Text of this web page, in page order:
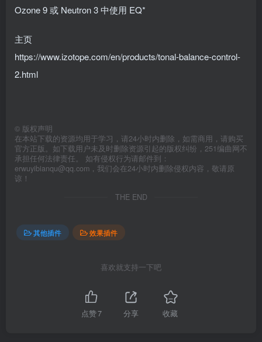
Ozone 9 或 Neutron 3 中使用 EQ*
主页
https://www.izotope.com/en/products/tonal-balance-control-
2.html
© 版权声明
在本站下载的资源均用于学习，请24小时内删除，如需商用，请购买
官方正版。如下载用户未及时删除资源引起的版权纠纷，251编曲网不
承担任何法律责任。 如有侵权行为请邮件到：
erwuyibianqu@qq.com，我们会在24小时内删除侵权内容，敬请原
谅！
THE END
其他插件 效果插件
喜欢就支持一下吧
点赞7 分享 收藏